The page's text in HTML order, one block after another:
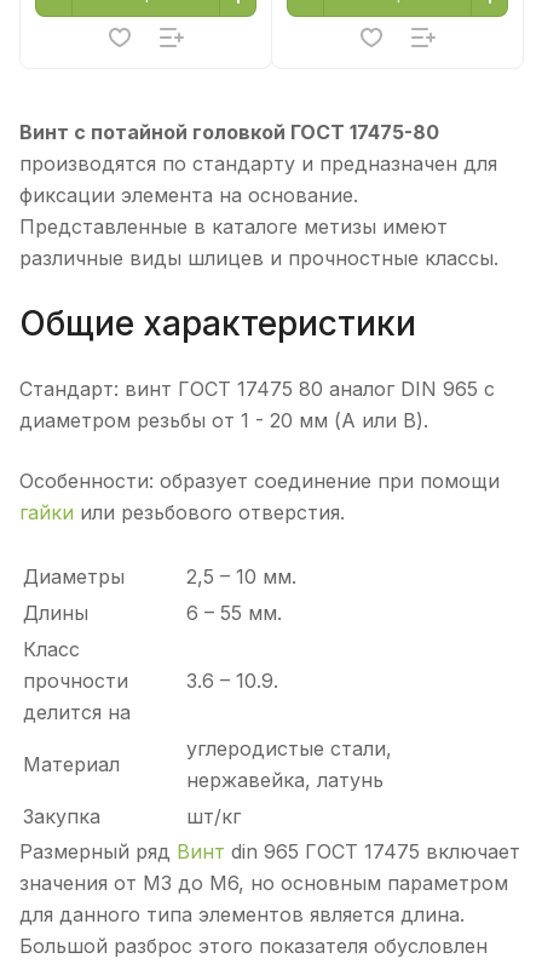
Винт с потайной головкой ГОСТ 17475-80
производятся по стандарту и предназначен для
фиксации элемента на основание.
Представленные в каталоге метизы имеют
различные виды шлицев и прочностные классы.
Общие характеристики
Стандарт: винт ГОСТ 17475 80 аналог DIN 965 с
диаметром резьбы от 1 - 20 мм (А или В).
Особенности: образует соединение при помощи
гайки или резьбового отверстия.
Диаметры
2,5 – 10 мм.
Длины
6 – 55 мм.
Класс
прочности
делится на
3.6 – 10.9.
Материал
углеродистые стали,
нержавейка, латунь
Закупка
шт/кг
Размерный ряд Винт din 965 ГОСТ 17475 включает
значения от M3 до M6, но основным параметром
для данного типа элементов является длина.
Большой разброс этого показателя обусловлен